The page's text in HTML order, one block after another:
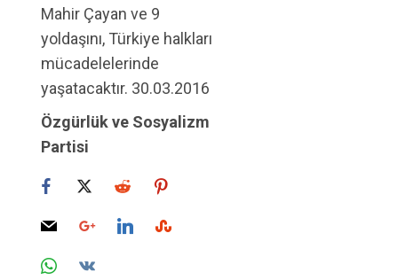
Mahir Çayan ve 9
yoldaşını, Türkiye halkları
mücadelelerinde
yaşatacaktır. 30.03.2016
Özgürlük ve Sosyalizm
Partisi